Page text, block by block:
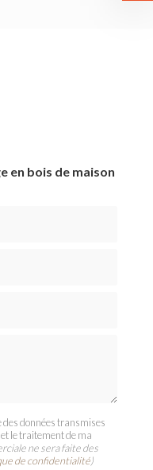
en bois de maison
des données transmises
le traitement de ma
ne sera faite des
de confidentialité)